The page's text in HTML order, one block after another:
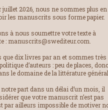
juillet 2026, nous ne sommes plus en
les manuscrits sous forme papier.
à nous soumettre votre texte à
: manuscrits@swediteur.com.
que dix livres par an et sommes très
d’auteurs : peu de places, donc,
le domaine de la littérature
part dans un délai d’un mois, il
que votre manuscrit n’est pas
par ailleurs impossible de motiver